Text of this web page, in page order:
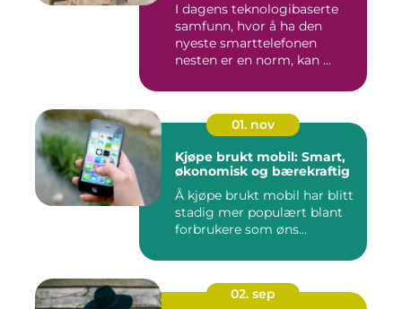
I dagens teknologibaserte
samfunn, hvor å ha den
nyeste smarttelefonen
nesten er en norm, kan ...
01. nov
Kjøpe brukt mobil: Smart,
økonomisk og bærekraftig
Å kjøpe brukt mobil har blitt
stadig mer populært blant
forbrukere som øns...
02. sep